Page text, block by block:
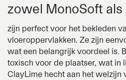
zowel MonoSoft als
zijn perfect voor het bekleden
vloeroppervlakken. Ze zijn
wat een belangrijk voordeel is.
toxisch voor de plaatser, wat in
ClayLime hecht aan het welzijn